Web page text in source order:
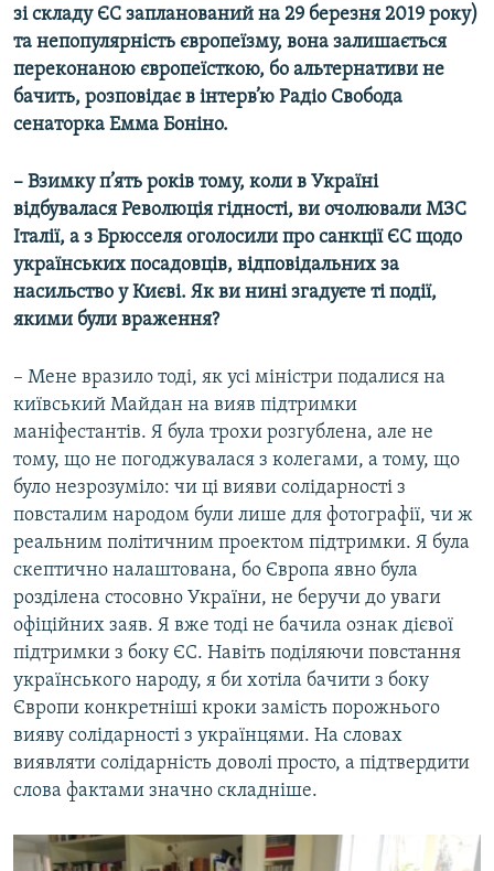
зі складу ЄС запланований на 29 березня 2019 року)
та непопулярність європеїзму, вона залишається
переконаною європеїсткою, бо альтернативи не
бачить, розповідає в інтерв’ю Радіо Свобода
сенаторка Емма Боніно.
– Взимку п’ять років тому, коли в Україні
відбувалася Революція гідності, ви очолювали МЗС
Італії, а з Брюсселя оголосили про санкції ЄС щодо
українських посадовців, відповідальних за
насильство у Києві. Як ви нині згадуєте ті події,
якими були враження?
​– Мене вразило тоді, як усі міністри подалися на
київський Майдан на вияв підтримки
маніфестантів. Я була трохи розгублена, але не
тому, що не погоджувалася з колегами, а тому, що
було незрозуміло: чи ці вияви солідарності з
повсталим народом були лише для фотографії, чи ж
реальним політичним проектом підтримки. Я була
скептично налаштована, бо Європа явно була
розділена стосовно України, не беручи до уваги
офіційних заяв. Я вже тоді не бачила ознак дієвої
підтримки з боку ЄС. Навіть поділяючи повстання
українського народу, я би хотіла бачити з боку
Європи конкретніші кроки замість порожнього
вияву солідарності з українцями. На словах
виявляти солідарність доволі просто, а підтвердити
слова фактами значно складніше.